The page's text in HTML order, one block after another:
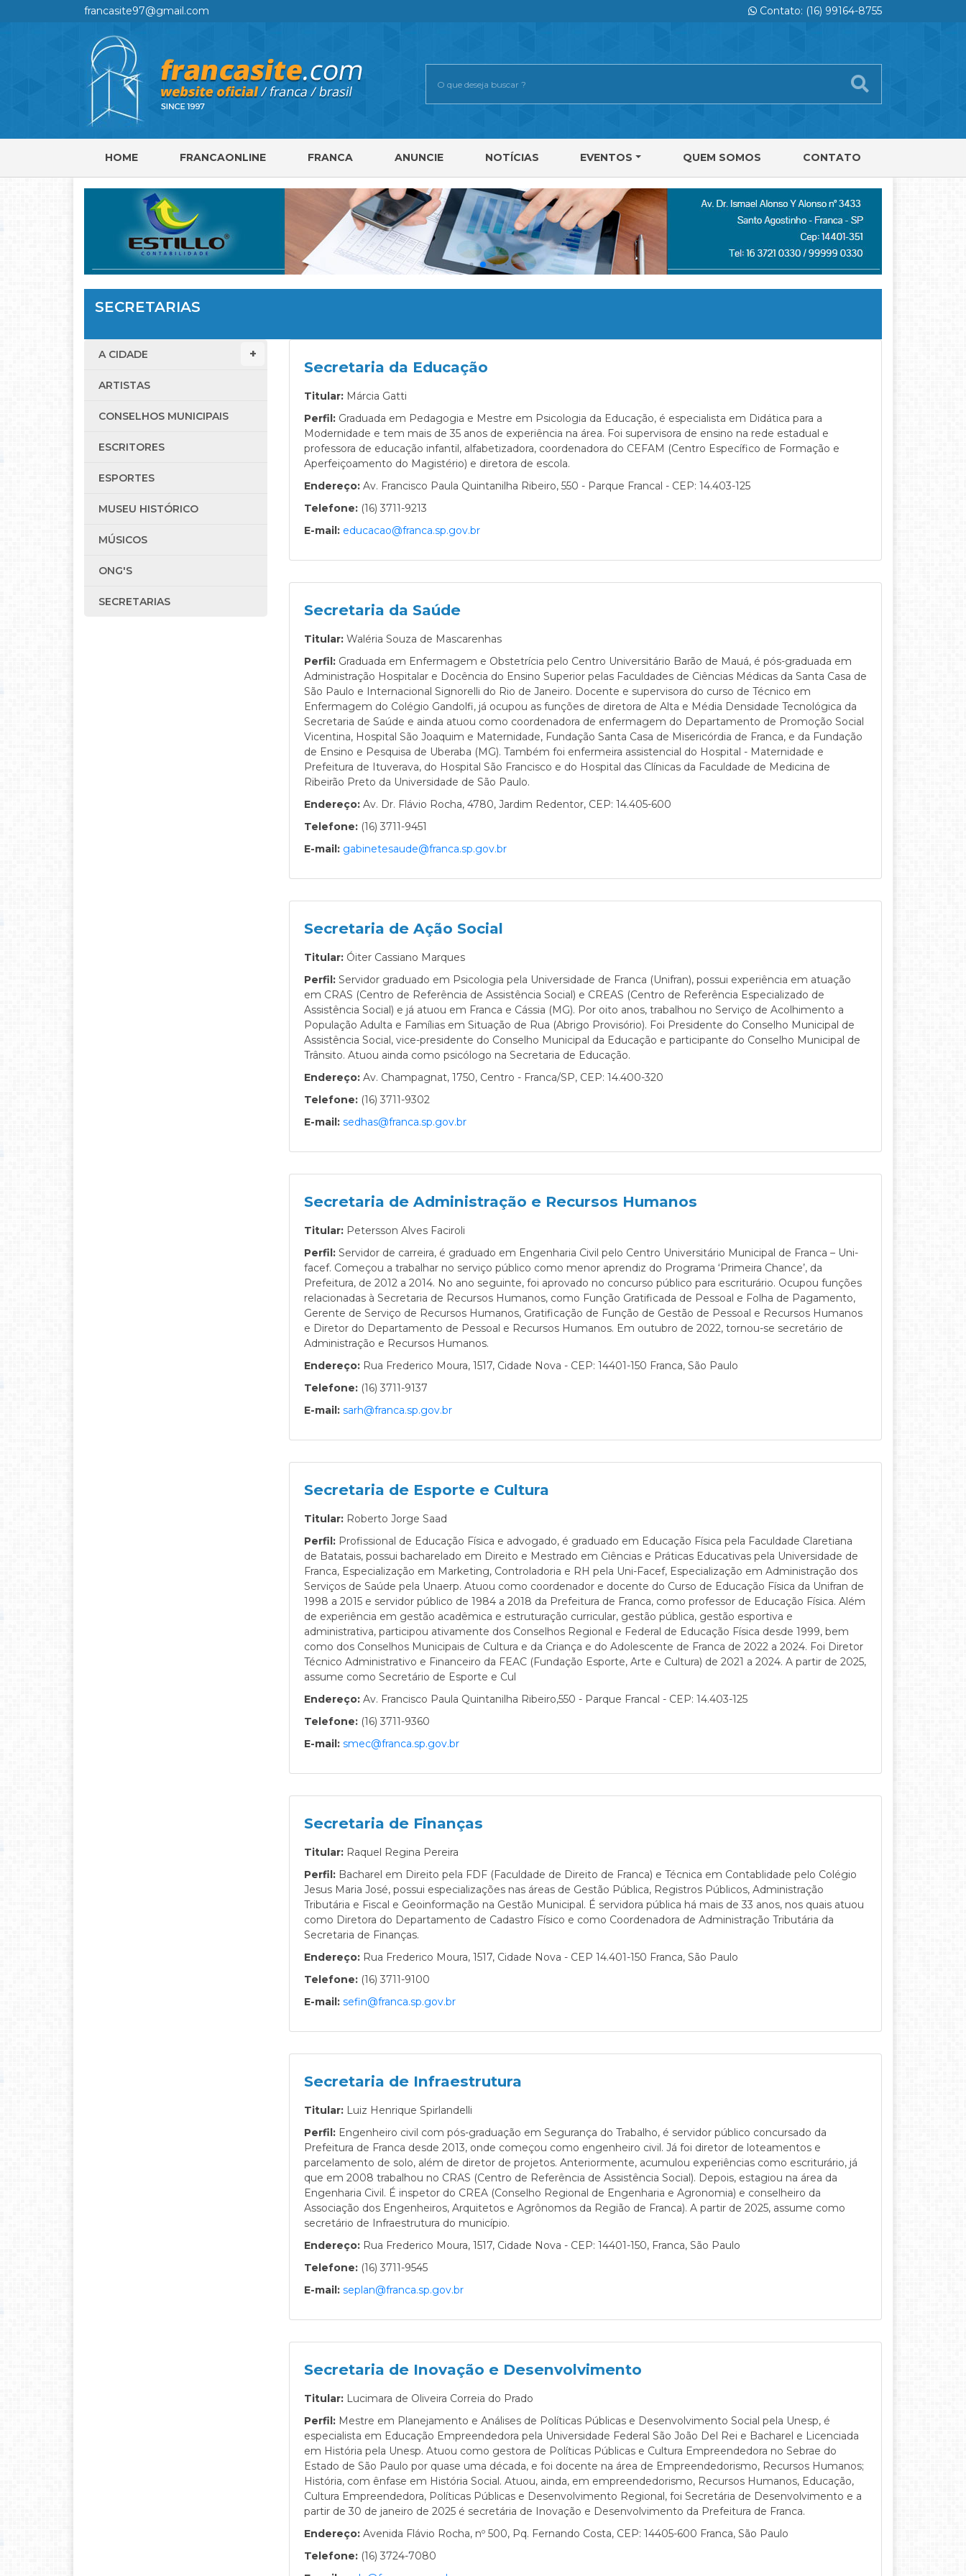
francasite97@gmail.com Contato: (16) 99164-8755
HOME FRANCAONLINE FRANCA ANUNCIE NOTÍCIAS EVENTOS QUEM SOMOS CONTATO
SECRETARIAS
A CIDADE
ARTISTAS
CONSELHOS MUNICIPAIS
ESCRITORES
ESPORTES
MUSEU HISTÓRICO
MÚSICOS
ONG'S
SECRETARIAS
Secretaria da Educação
Titular: Márcia Gatti
Perfil: Graduada em Pedagogia e Mestre em Psicologia da Educação, é especialista em Didática para a
Modernidade e tem mais de 35 anos de experiência na área. Foi supervisora de ensino na rede estadual e
professora de educação infantil, alfabetizadora, coordenadora do CEFAM (Centro Específico de Formação e
Aperfeiçoamento do Magistério) e diretora de escola.
Endereço: Av. Francisco Paula Quintanilha Ribeiro, 550 - Parque Francal - CEP: 14.403-125
Telefone: (16) 3711-9213
E-mail: educacao@franca.sp.gov.br
Secretaria da Saúde
Titular: Waléria Souza de Mascarenhas
Perfil: Graduada em Enfermagem e Obstetrícia pelo Centro Universitário Barão de Mauá, é pós-graduada em
Administração Hospitalar e Docência do Ensino Superior pelas Faculdades de Ciências Médicas da Santa Casa de
São Paulo e Internacional Signorelli do Rio de Janeiro. Docente e supervisora do curso de Técnico em
Enfermagem do Colégio Gandolfi, já ocupou as funções de diretora de Alta e Média Densidade Tecnológica da
Secretaria de Saúde e ainda atuou como coordenadora de enfermagem do Departamento de Promoção Social
Vicentina, Hospital São Joaquim e Maternidade, Fundação Santa Casa de Misericórdia de Franca, e da Fundação
de Ensino e Pesquisa de Uberaba (MG). Também foi enfermeira assistencial do Hospital - Maternidade e
Prefeitura de Ituverava, do Hospital São Francisco e do Hospital das Clínicas da Faculdade de Medicina de
Ribeirão Preto da Universidade de São Paulo.
Endereço: Av. Dr. Flávio Rocha, 4780, Jardim Redentor, CEP: 14.405-600
Telefone: (16) 3711-9451
E-mail: gabinetesaude@franca.sp.gov.br
Secretaria de Ação Social
Titular: Óiter Cassiano Marques
Perfil: Servidor graduado em Psicologia pela Universidade de Franca (Unifran), possui experiência em atuação
em CRAS (Centro de Referência de Assistência Social) e CREAS (Centro de Referência Especializado de
Assistência Social) e já atuou em Franca e Cássia (MG). Por oito anos, trabalhou no Serviço de Acolhimento a
População Adulta e Famílias em Situação de Rua (Abrigo Provisório). Foi Presidente do Conselho Municipal de
Assistência Social, vice-presidente do Conselho Municipal da Educação e participante do Conselho Municipal de
Trânsito. Atuou ainda como psicólogo na Secretaria de Educação.
Endereço: Av. Champagnat, 1750, Centro - Franca/SP, CEP: 14.400-320
Telefone: (16) 3711-9302
E-mail: sedhas@franca.sp.gov.br
Secretaria de Administração e Recursos Humanos
Titular: Petersson Alves Faciroli
Perfil: Servidor de carreira, é graduado em Engenharia Civil pelo Centro Universitário Municipal de Franca – Uni-
facef. Começou a trabalhar no serviço público como menor aprendiz do Programa ‘Primeira Chance’, da
Prefeitura, de 2012 a 2014. No ano seguinte, foi aprovado no concurso público para escriturário. Ocupou funções
relacionadas à Secretaria de Recursos Humanos, como Função Gratificada de Pessoal e Folha de Pagamento,
Gerente de Serviço de Recursos Humanos, Gratificação de Função de Gestão de Pessoal e Recursos Humanos
e Diretor do Departamento de Pessoal e Recursos Humanos. Em outubro de 2022, tornou-se secretário de
Administração e Recursos Humanos.
Endereço: Rua Frederico Moura, 1517, Cidade Nova - CEP: 14401-150 Franca, São Paulo
Telefone: (16) 3711-9137
E-mail: sarh@franca.sp.gov.br
Secretaria de Esporte e Cultura
Titular: Roberto Jorge Saad
Perfil: Profissional de Educação Física e advogado, é graduado em Educação Física pela Faculdade Claretiana
de Batatais, possui bacharelado em Direito e Mestrado em Ciências e Práticas Educativas pela Universidade de
Franca, Especialização em Marketing, Controladoria e RH pela Uni-Facef, Especialização em Administração dos
Serviços de Saúde pela Unaerp. Atuou como coordenador e docente do Curso de Educação Física da Unifran de
1998 a 2015 e servidor público de 1984 a 2018 da Prefeitura de Franca, como professor de Educação Física. Além
de experiência em gestão acadêmica e estruturação curricular, gestão pública, gestão esportiva e
administrativa, participou ativamente dos Conselhos Regional e Federal de Educação Física desde 1999, bem
como dos Conselhos Municipais de Cultura e da Criança e do Adolescente de Franca de 2022 a 2024. Foi Diretor
Técnico Administrativo e Financeiro da FEAC (Fundação Esporte, Arte e Cultura) de 2021 a 2024. A partir de 2025,
assume como Secretário de Esporte e Cul
Endereço: Av. Francisco Paula Quintanilha Ribeiro,550 - Parque Francal - CEP: 14.403-125
Telefone: (16) 3711-9360
E-mail: smec@franca.sp.gov.br
Secretaria de Finanças
Titular: Raquel Regina Pereira
Perfil: Bacharel em Direito pela FDF (Faculdade de Direito de Franca) e Técnica em Contablidade pelo Colégio
Jesus Maria José, possui especializações nas áreas de Gestão Pública, Registros Públicos, Administração
Tributária e Fiscal e Geoinformação na Gestão Municipal. É servidora pública há mais de 33 anos, nos quais atuou
como Diretora do Departamento de Cadastro Físico e como Coordenadora de Administração Tributária da
Secretaria de Finanças.
Endereço: Rua Frederico Moura, 1517, Cidade Nova - CEP 14.401-150 Franca, São Paulo
Telefone: (16) 3711-9100
E-mail: sefin@franca.sp.gov.br
Secretaria de Infraestrutura
Titular: Luiz Henrique Spirlandelli
Perfil: Engenheiro civil com pós-graduação em Segurança do Trabalho, é servidor público concursado da
Prefeitura de Franca desde 2013, onde começou como engenheiro civil. Já foi diretor de loteamentos e
parcelamento de solo, além de diretor de projetos. Anteriormente, acumulou experiências como escriturário, já
que em 2008 trabalhou no CRAS (Centro de Referência de Assistência Social). Depois, estagiou na área da
Engenharia Civil. É inspetor do CREA (Conselho Regional de Engenharia e Agronomia) e conselheiro da
Associação dos Engenheiros, Arquitetos e Agrônomos da Região de Franca). A partir de 2025, assume como
secretário de Infraestrutura do município.
Endereço: Rua Frederico Moura, 1517, Cidade Nova - CEP: 14401-150, Franca, São Paulo
Telefone: (16) 3711-9545
E-mail: seplan@franca.sp.gov.br
Secretaria de Inovação e Desenvolvimento
Titular: Lucimara de Oliveira Correia do Prado
Perfil: Mestre em Planejamento e Análises de Políticas Públicas e Desenvolvimento Social pela Unesp, é
especialista em Educação Empreendedora pela Universidade Federal São João Del Rei e Bacharel e Licenciada
em História pela Unesp. Atuou como gestora de Políticas Públicas e Cultura Empreendedora no Sebrae do
Estado de São Paulo por quase uma década, e foi docente na área de Empreendedorismo, Recursos Humanos;
História, com ênfase em História Social. Atuou, ainda, em empreendedorismo, Recursos Humanos, Educação,
Cultura Empreendedora, Políticas Públicas e Desenvolvimento Regional, foi Secretária de Desenvolvimento e a
partir de 30 de janeiro de 2025 é secretária de Inovação e Desenvolvimento da Prefeitura de Franca.
Endereço: Avenida Flávio Rocha, nº 500, Pq. Fernando Costa, CEP: 14405-600 Franca, São Paulo
Telefone: (16) 3724-7080